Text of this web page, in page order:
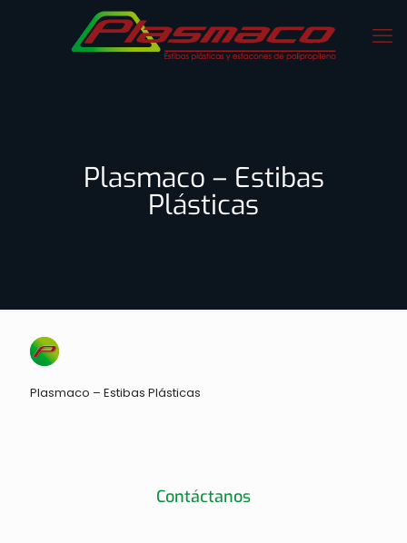
Plasmaco – Estibas
Plásticas
Plasmaco – Estibas Plásticas
Contáctanos